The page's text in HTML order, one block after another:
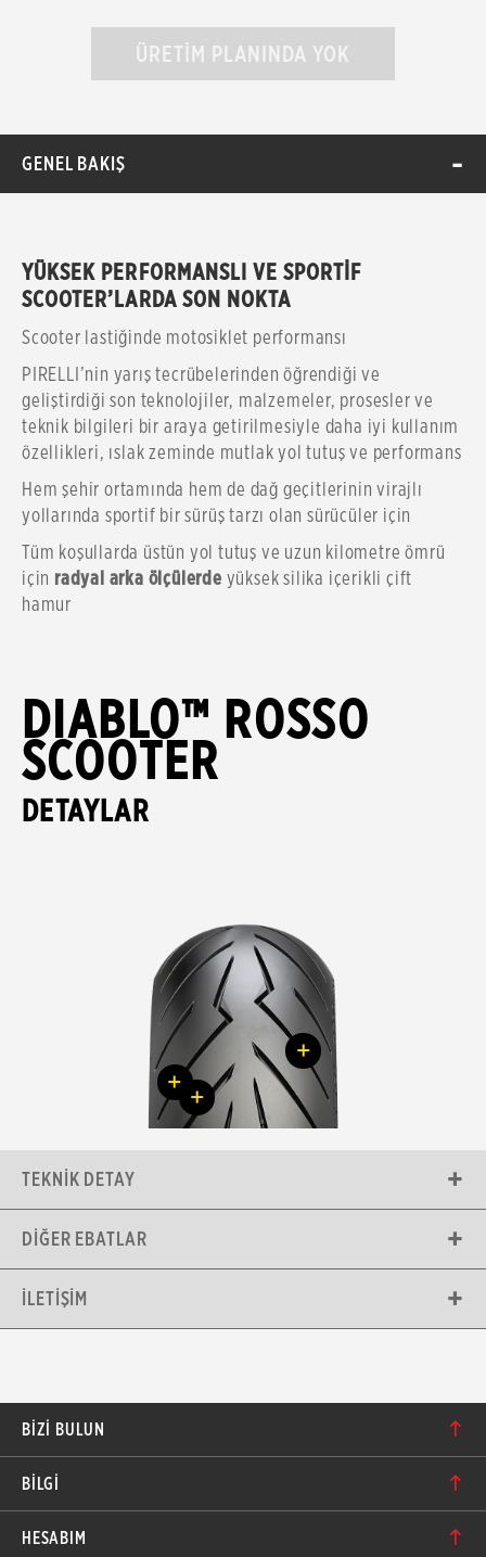
ÜRETİM PLANINDA YOK
GENEL BAKIŞ
YÜKSEK PERFORMANSLI VE SPORTİF
SCOOTER’LARDA SON NOKTA
Scooter lastiğinde motosiklet performansı
PIRELLI’nin yarış tecrübelerinden öğrendiği ve
geliştirdiği son teknolojiler, malzemeler, prosesler ve
teknik bilgileri bir araya getirilmesiyle daha iyi kullanım
özellikleri, ıslak zeminde mutlak yol tutuş ve performans
Hem şehir ortamında hem de dağ geçitlerinin virajlı
yollarında sportif bir sürüş tarzı olan sürücüler için
Tüm koşullarda üstün yol tutuş ve uzun kilometre ömrü
için radyal arka ölçülerde yüksek silika içerikli çift
hamur
DIABLO™ ROSSO
SCOOTER
DETAYLAR
+
+
+
TEKNIK DETAY
DIĞER EBATLAR
İLETIŞIM
BIZI BULUN
bilgi@motolastik.com
BİLGİ
HESABIM